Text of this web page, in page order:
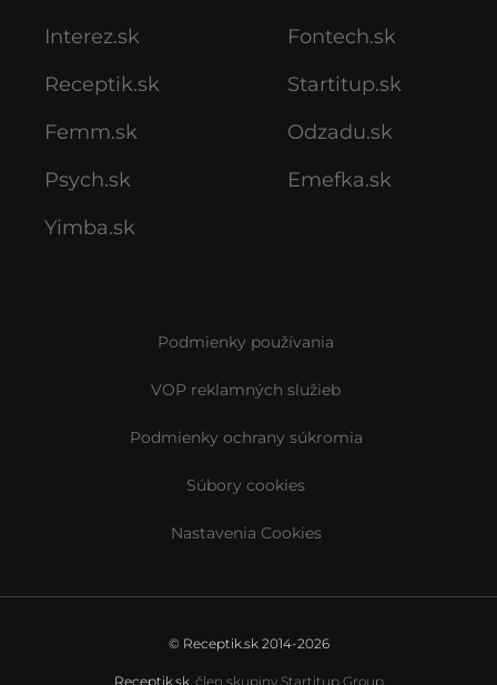
Interez.sk
Receptik.sk
Femm.sk
Psych.sk
Yimba.sk
Fontech.sk
Startitup.sk
Odzadu.sk
Emefka.sk
Podmienky používania
VOP reklamných služieb
Podmienky ochrany súkromia
Súbory cookies
Nastavenia Cookies
© Receptik.sk 2014-2026
Receptik.sk, člen skupiny Startitup Group